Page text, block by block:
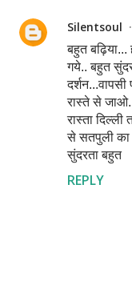
Silentsoul
बहुत
गये.. बहुत
रास्ते से
रास्ता
से सतपुली का
सुंदरता बहुत
REPLY